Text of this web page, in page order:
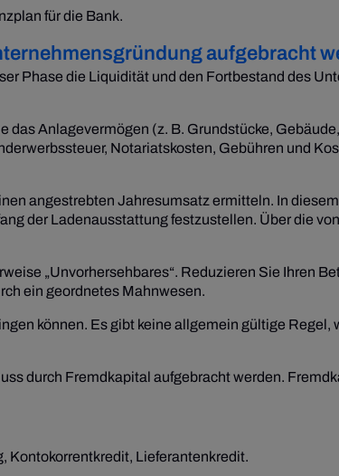
für die Bank.
aufgebracht
Phase die Liquidität und den Fortbestand des
Anlagevermögen (z. B. Grundstücke,
Notariatskosten, Gebühren und
angestrebten Jahresumsatz ermitteln. In
der Ladenausstattung festzustellen. Über die
„Unvorhersehbares“. Reduzieren Sie Ihren
ein geordnetes Mahnwesen.
können. Es gibt keine allgemein gültige
durch Fremdkapital aufgebracht werden.
Kontokorrentkredit, Lieferantenkredit.